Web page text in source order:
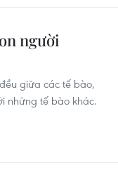
người
giữa các tế bào,
những tế bào khác.